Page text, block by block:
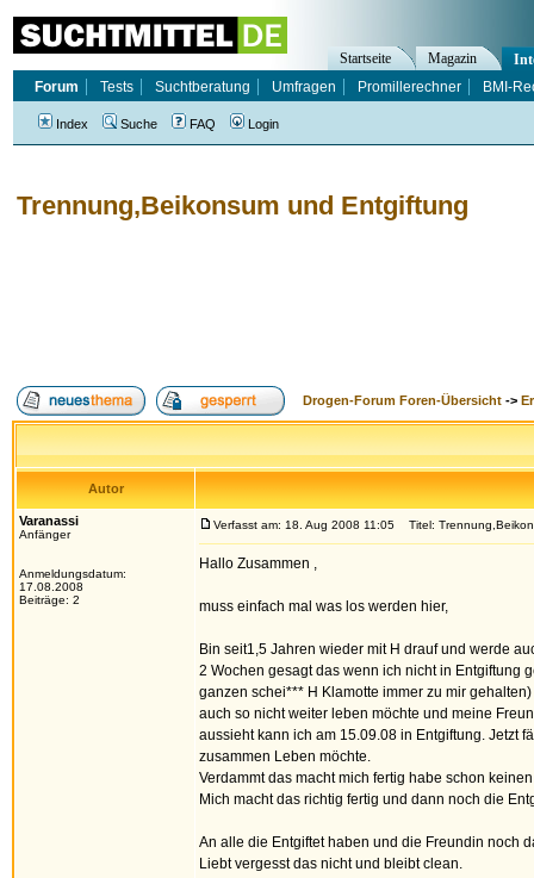
Trennung,Beikonsum und Entgiftung
Drogen-Forum Foren-Übersicht ->
Autor
Varanassi
Anfänger
Anmeldungsdatum:
17.08.2008
Beiträge: 2
Verfasst am: 18. Aug 2008 11:05 Titel:
Hallo Zusammen ,
muss einfach mal was los werden hier,
Bin seit1,5 Jahren wieder mit H drauf und werde
2 Wochen gesagt das wenn ich nicht in Entgiftung
ganzen schei*** H Klamotte immer zu mir
auch so nicht weiter leben möchte und meine
aussieht kann ich am 15.09.08 in Entgiftung. Jetzt
zusammen Leben möchte.
Verdammt das macht mich fertig habe schon
Mich macht das richtig fertig und dann noch die
An alle die Entgiftet haben und die Freundin noch
Liebt vergesst das nicht und bleibt clean.
Startseite Magazin
Forum
Tests Suchtberatung Umfragen Promillerechner BMI-
Index Suche FAQ Login